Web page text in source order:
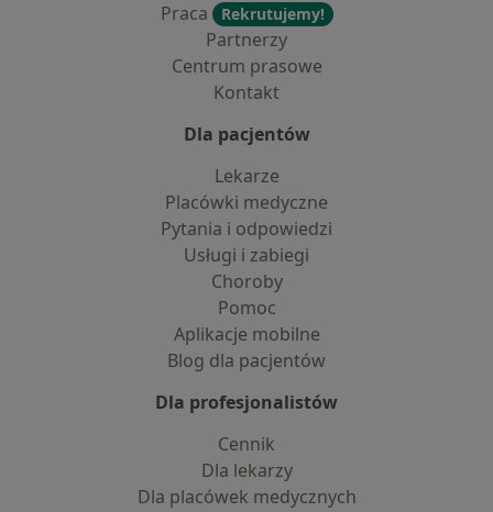
Praca
Rekrutujemy!
Partnerzy
Centrum prasowe
Kontakt
Dla pacjentów
Lekarze
Placówki medyczne
Pytania i odpowiedzi
Usługi i zabiegi
Choroby
Pomoc
Aplikacje mobilne
Blog dla pacjentów
Dla profesjonalistów
Cennik
Dla lekarzy
Dla placówek medycznych